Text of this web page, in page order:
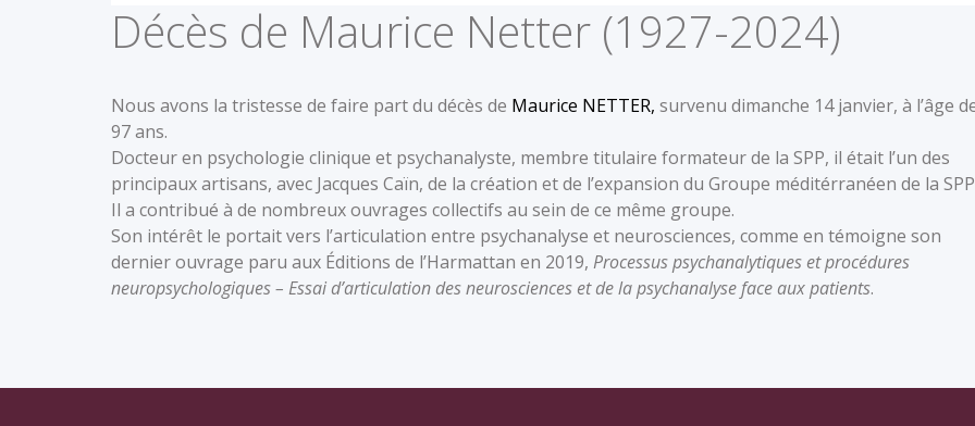
Décès de Maurice Netter (1927-2024)
Nous avons la tristesse de faire part du décès de Maurice NETTER, survenu dimanche 14 janvier, à l’âge
97 ans.
Docteur en psychologie clinique et psychanalyste, membre titulaire formateur de la SPP, il était l’un des
principaux artisans, avec Jacques Caïn, de la création et de l’expansion du Groupe méditérranéen de la
Il a contribué à de nombreux ouvrages collectifs au sein de ce même groupe.
Son intérêt le portait vers l’articulation entre psychanalyse et neurosciences, comme en témoigne son
dernier ouvrage paru aux Éditions de l’Harmattan en 2019, Processus psychanalytiques et procédures
neuropsychologiques – Essai d’articulation des neurosciences et de la psychanalyse face aux patients.